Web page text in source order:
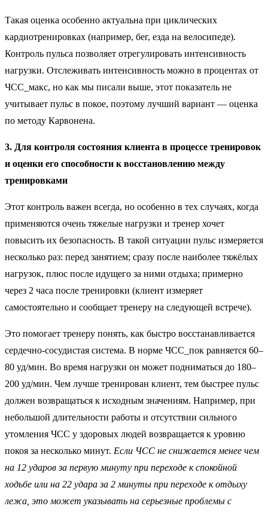
Такая оценка особенно актуальна при циклических
кардиотренировках (например, бег, езда на велосипеде).
Контроль пульса позволяет отрегулировать интенсивность
нагрузки. Отслеживать интенсивность можно в процентах от
ЧСС_макс, но как мы писали выше, этот показатель не
учитывает пульс в покое, поэтому лучший вариант — оценка
по методу Карвонена.
3. Для контроля состояния клиента в процессе тренировок
и оценки его способности к восстановлению между
тренировками
Этот контроль важен всегда, но особенно в тех случаях, когда
применяются очень тяжелые нагрузки и тренер хочет
повысить их безопасность. В такой ситуации пульс измеряется
несколько раз: перед занятием; сразу после наиболее тяжёлых
нагрузок, плюс после идущего за ними отдыха; примерно
через 2 часа после тренировки (клиент измеряет
самостоятельно и сообщает тренеру на следующей встрече).
Это помогает тренеру понять, как быстро восстанавливается
сердечно-сосудистая система. В норме ЧСС_пок равняется 60–
80 уд/мин. Во время нагрузки он может подниматься до 180–
200 уд/мин. Чем лучше тренирован клиент, тем быстрее пульс
должен возвращаться к исходным значениям. Например, при
небольшой длительности работы и отсутствии сильного
утомления ЧСС у здоровых людей возвращается к уровню
покоя за несколько минут. Если ЧСС не снижается менее чем
на 12 ударов за первую минуту при переходе к спокойной
ходьбе или на 22 удара за 2 минуты при переходе к отдыху
лежа, это может указывать на серьезные проблемы с